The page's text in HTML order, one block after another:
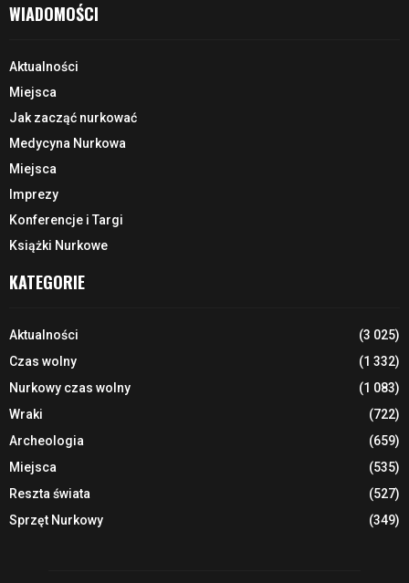
WIADOMOŚCI
Aktualności
Miejsca
Jak zacząć nurkować
Medycyna Nurkowa
Miejsca
Imprezy
Konferencje i Targi
Książki Nurkowe
KATEGORIE
Aktualności
(3 025)
Czas wolny
(1 332)
Nurkowy czas wolny
(1 083)
Wraki
(722)
Archeologia
(659)
Miejsca
(535)
Reszta świata
(527)
Sprzęt Nurkowy
(349)